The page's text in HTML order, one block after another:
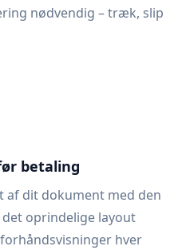
nødvendig – træk, slip
betaling
af dit dokument med den
oprindelige layout
hver